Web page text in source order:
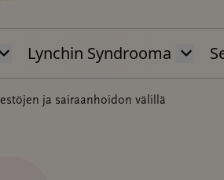
Lynchin Syndrooma
ja sairaanhoidon välillä